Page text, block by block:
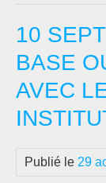
10
BASE
AVEC
Publié le 29